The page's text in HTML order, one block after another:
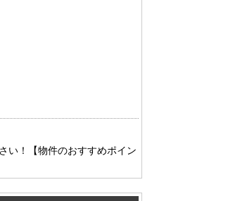
い！【物件のおすすめポイン
浦安方面エリアの中古一戸建
浦安方面エリアの土地